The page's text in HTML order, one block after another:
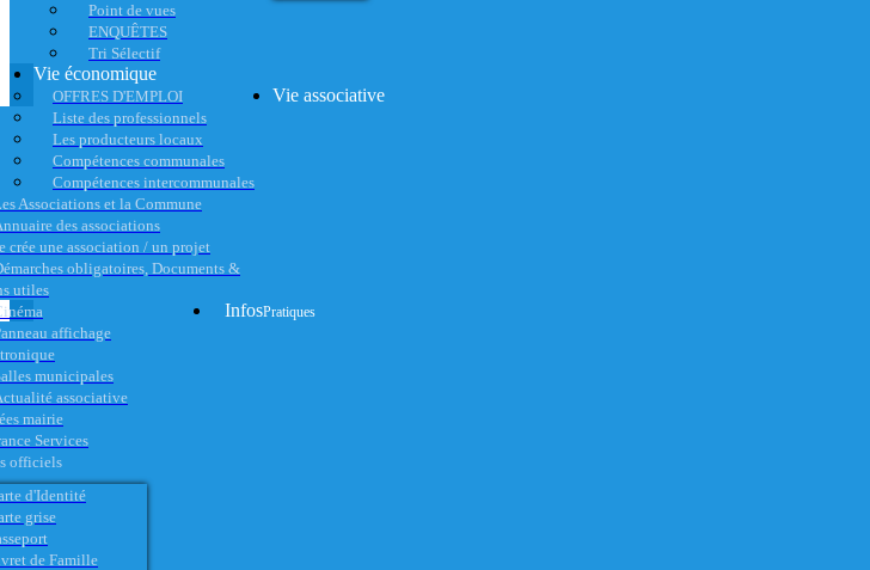
Point de vues
ENQUÊTES
Tri Sélectif
Vie économique
OFFRES D'EMPLOI
Liste des professionnels
Les producteurs locaux
Compétences communales
Compétences intercommunales
Vie associative
Associations et la Commune
des associations
crée une association / un projet
obligatoires, Documents &
utiles
affichage
municipales
associative
InfosPratiques
mairie
Services
officiels
d'Identité
grise
de Famille